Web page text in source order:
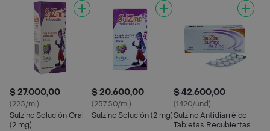
$ 27.000,00
(225/ml)
Sulzinc Solución Oral
(2 mg)
$ 20.600,00
(257.50/ml)
Sulzinc Solución (2 mg)
$ 42.600,00
(1420/und)
Sulzinc Antidiarréico
Tabletas Recubiertas